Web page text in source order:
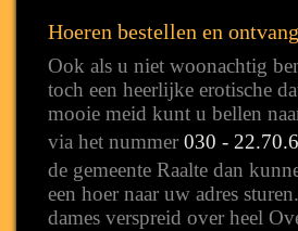
Hoeren bestellen en
Ook als u niet woonachtig
toch een heerlijke erotische
mooie meid kunt u bellen
via het nummer 030 -
de gemeente Raalte dan
een hoer naar uw adres
dames verspreid over heel